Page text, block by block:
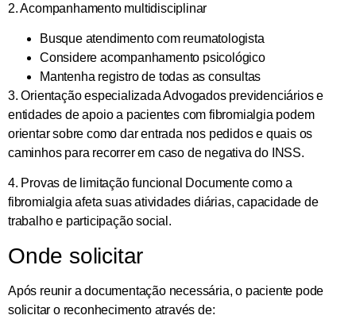
2. Acompanhamento multidisciplinar
Busque atendimento com reumatologista
Considere acompanhamento psicológico
Mantenha registro de todas as consultas
3. Orientação especializadaAdvogados previdenciários e
entidades de apoio a pacientes com fibromialgia podem
orientar sobre como dar entrada nos pedidos e quais os
caminhos para recorrer em caso de negativa do INSS.
4. Provas de limitação funcional Documente como a
fibromialgia afeta suas atividades diárias, capacidade de
trabalho e participação social.
Onde solicitar
Após reunir a documentação necessária, o paciente pode
solicitar o reconhecimento através de: